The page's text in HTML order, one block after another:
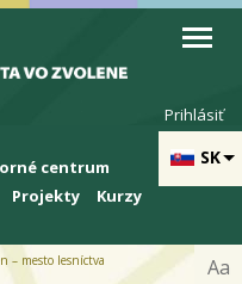
SK
Prihlásiť
centrum
Projekty
Kurzy
Aa
– mesto lesníctva